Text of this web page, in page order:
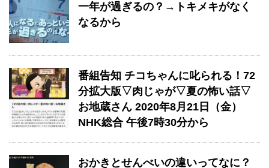
一年が過ぎるの？→トキメキがなく
なるから
番組告知 チコちゃんに叱られる！72
分拡大版▽肉じゃが▽夏の怖い話▽
お地蔵さん 2020年8月21日（金）
NHK総合 午後7時30分から
おかきとせんべいの違いってなに？